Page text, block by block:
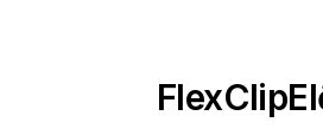
FlexClip